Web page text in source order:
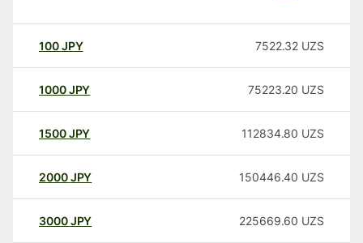
100JPY 7522.32 UZS
1000JPY 75223.20 UZS
1500JPY 112834.80 UZS
2000JPY 150446.40 UZS
3000JPY 225669.60 UZS